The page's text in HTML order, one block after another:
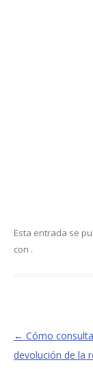
Esta entrada se
con .
← Cómo
devolución de la